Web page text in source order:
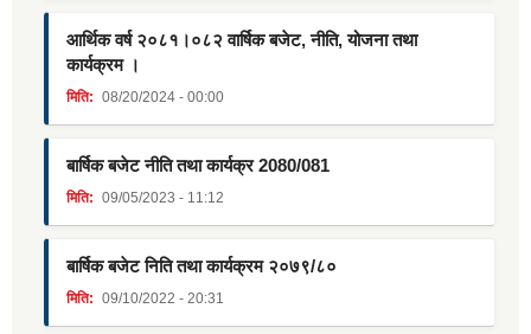
आर्थिक वर्ष २०८१।०८२ वार्षिक बजेट, नीति, योजना तथा
कार्यक्रम ।
मिति: 08/20/2024 - 00:00
बार्षिक बजेट नीति तथा कार्यक्र 2080/081
मिति: 09/05/2023 - 11:12
बार्षिक बजेट निति तथा कार्यक्रम २०७९/८०
मिति: 09/10/2022 - 20:31